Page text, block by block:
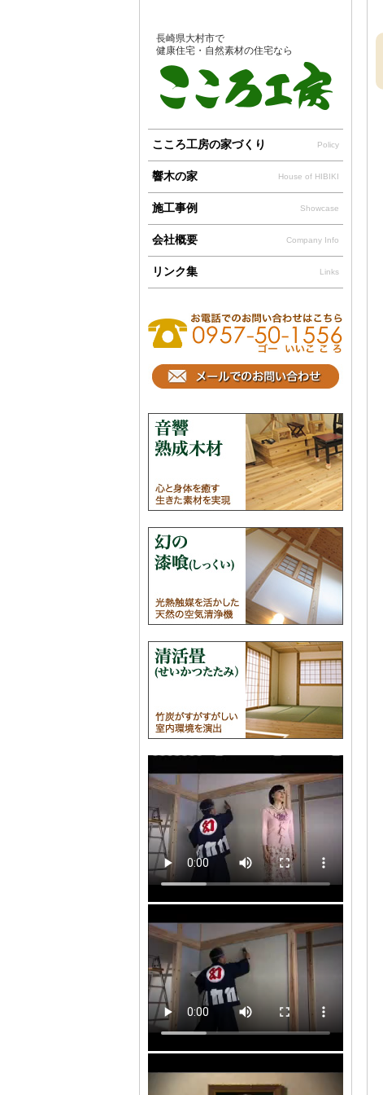
長崎県大村市で
健康住宅・自然素材の住宅なら
こころ工房の家づくり Policy
響木の家 House of HIBIKI
施工事例 Showcase
会社概要 Company Info
リンク集 Links